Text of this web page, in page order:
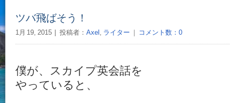
ツバ飛ばそう！
1月 19, 2015 投稿者：Axel , ライター ｜ コメント数：0
僕が、スカイプ英会話を
やっていると、